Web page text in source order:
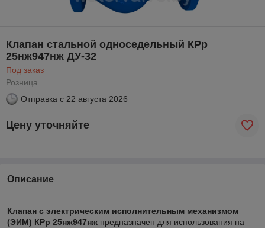
Клапан стальной односедельный КРр
25нж947нж ДУ-32
Под заказ
Розница
Отправка с 22 августа 2026
Цену уточняйте
Описание
Клапан с электрическим исполнительным механизмом
(ЭИМ) КРр 25нж947нж предназначен для использования на